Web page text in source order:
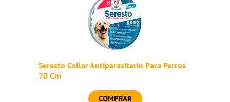
Seresto Collar Antiparasitario Para Perros
70 Cm
COMPRAR